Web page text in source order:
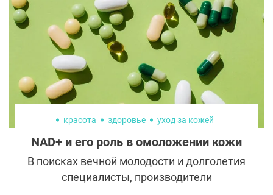
современных модниц.
красота здоровье уход за кожей
NAD+ и его роль в омоложении кожи
В поисках вечной молодости и долголетия
специалисты, производители